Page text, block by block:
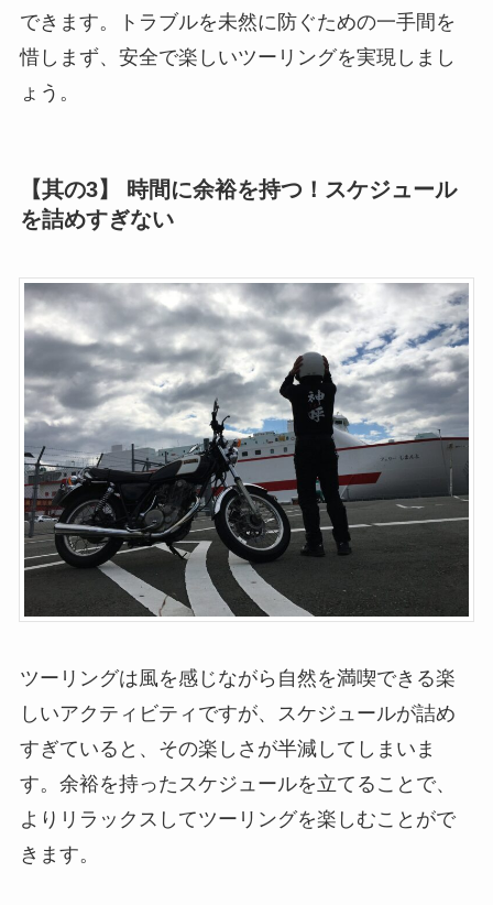
できます。トラブルを未然に防ぐための一手間を
惜しまず、安全で楽しいツーリングを実現しまし
ょう。
【其の3】 時間に余裕を持つ！スケジュール
を詰めすぎない
ツーリングは風を感じながら自然を満喫できる楽
しいアクティビティですが、スケジュールが詰め
すぎていると、その楽しさが半減してしまいま
す。余裕を持ったスケジュールを立てることで、
よりリラックスしてツーリングを楽しむことがで
きます。